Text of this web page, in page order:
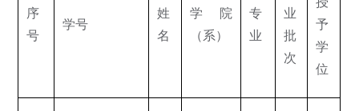
序
号
学号
姓
名
学院
（系）
专
业
业
批
次
予
学
位